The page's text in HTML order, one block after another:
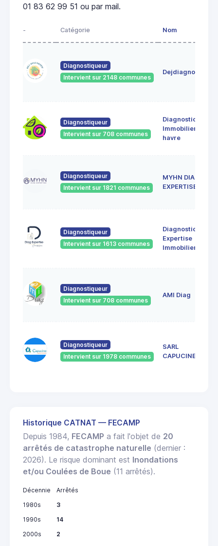
01 83 62 99 51 ou par mail.
- Catégorie Nom
Diagnostiqueur
Intervient sur 2148 communes
Dejdiagnostic
Diagnostiqueur
Intervient sur 708 communes
Diagnostic
Immobilier le
havre
Diagnostiqueur
Intervient sur 1821 communes
MYHN DIAG
EXPERTISE
Diagnostiqueur
Intervient sur 1613 communes
Diagnostic
Expertise
Immobilier
Diagnostiqueur
Intervient sur 708 communes
AMI Diag
Diagnostiqueur
Intervient sur 1978 communes
SARL
CAPUCINE
Historique CATNAT — FECAMP
Depuis 1984, FECAMP a fait l'objet de 20
arrêtés de catastrophe naturelle (dernier :
2026). Le risque dominant est Inondations
et/ou Coulées de Boue (11 arrêtés).
Décennie
Arrêtés
1980s
3
1990s
14
2000s
2